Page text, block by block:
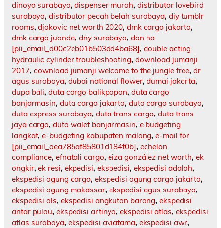
dinoyo surabaya, dispenser murah, distributor lovebird
surabaya, distributor pecah belah surabaya, diy tumblr
rooms, djokovic net worth 2020, dmk cargo jakarta,
dmk cargo juanda, dny surabaya, don ho
[pii_email_d00c2eb01b503dd4ba68], double acting
hydraulic cylinder troubleshooting, download jumanji
2017, download jumanji welcome to the jungle free, dr
agus surabaya, dubai national flower, dumai jakarta,
dupa bali, duta cargo balikpapan, duta cargo
banjarmasin, duta cargo jakarta, duta cargo surabaya,
duta express surabaya, duta trans cargo, duta trans
jaya cargo, duta walet banjarmasin, e budgeting
langkat, e-budgeting kabupaten malang, e-mail for
[pii_email_aea785af85801d184f0b], echelon
compliance, efnatali cargo, eiza gonzález net worth, ek
ongkir, ek resi, ekpedisi, ekspedisi, ekspedisi adalah,
ekspedisi agung cargo, ekspedisi agung cargo jakarta,
ekspedisi agung makassar, ekspedisi agus surabaya,
ekspedisi als, ekspedisi angkutan barang, ekspedisi
antar pulau, ekspedisi artinya, ekspedisi atlas, ekspedisi
atlas surabaya, ekspedisi aviatama, ekspedisi awr,